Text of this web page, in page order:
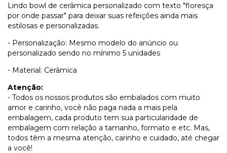
Lindo bowl de cerâmica personalizado com texto "floresça
por onde passar" para deixar suas refeições ainda mais
estilosas e personalizadas.
- Personalização: Mesmo modelo do anúncio ou
personalizado sendo no mínimo 5 unidades
- Material: Cerâmica
Atenção:
- Todos os nossos produtos são embalados com muito
amor e carinho, você não paga nada a mais pela
embalagem, cada produto tem sua particularidade de
embalagem com relação a tamanho, formato e etc. Mas,
todos têm a mesma atenção, carinho e cuidado, até chegar
a você!